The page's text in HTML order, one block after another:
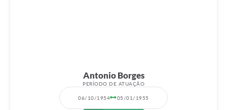
Antonio Borges
PERÍODO DE ATUAÇÃO
06/10/1954 05/01/1955